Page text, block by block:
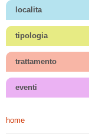
localita
tipologia
trattamento
eventi
home